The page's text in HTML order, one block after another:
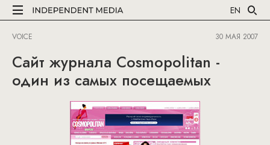
EN
VOICE 30 МАЯ 2007
Сайт журнала Cosmopolitan -
один из самых посещаемых